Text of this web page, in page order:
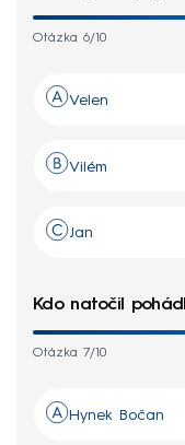
Otázka 6/10
Velen
Vilém
Jan
Kdo natočil
Otázka 7/10
Hynek Bočan